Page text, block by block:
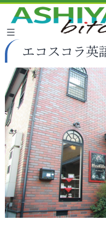
エコスコラ英